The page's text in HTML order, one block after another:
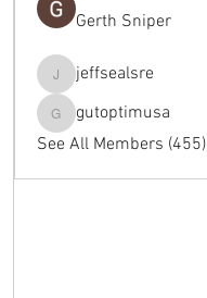
Gerth Sniper
jeffsealsre
jeffsealsre
gutoptimusa
gutoptimusa
See All Members (455)